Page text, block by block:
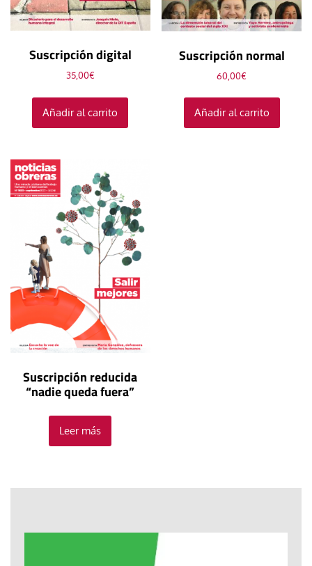
Suscripción digital
35,00€
Añadir al carrito
Suscripción normal
60,00€
Añadir al carrito
Suscripción reducida
“nadie queda fuera”
Leer más